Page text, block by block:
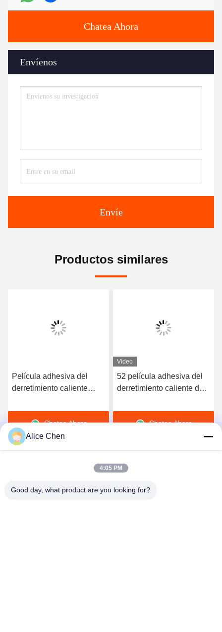
Chatea Ahora
Envíenos
Envíe
Productos similares
Película adhesiva del
derretimiento caliente
del poliuretano 3412
Chatea Ahora
Vídeo
52 película adhesiva del
derretimiento caliente de
A para la ropa interior
inconsútilChatea Ahora
Shenzhen Tunsing Plastic Products Co., Ltd.
Alice Chen
4:05 PM
Good day, what product are you looking for?